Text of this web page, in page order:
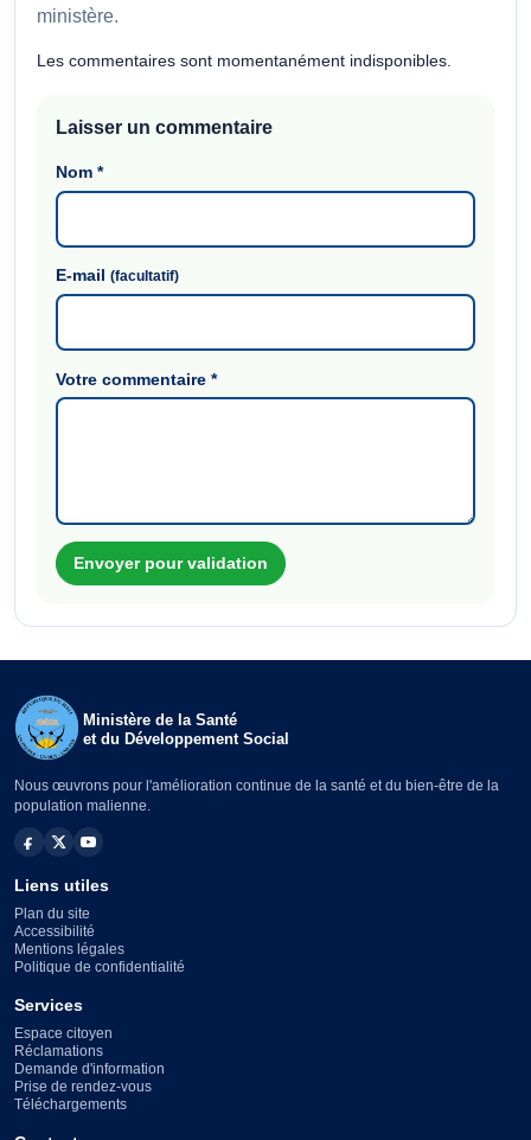
ministère.
Les commentaires sont momentanément indisponibles.
Laisser un commentaire
Nom*
E-mail(facultatif)
Votre commentaire*
Envoyer pour validation
Ministère de la Santé
et du Développement Social
Nous œuvrons pour l'amélioration continue de la santé et du bien-être de la
population malienne.
Liens utiles
Plan du site
Accessibilité
Mentions légales
Politique de confidentialité
Services
Espace citoyen
Réclamations
Demande d'information
Prise de rendez-vous
Téléchargements